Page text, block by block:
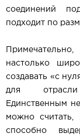
соединений
подходит по
настолько
создавать «с
для отрасли
Единственным
можно считать,
способно